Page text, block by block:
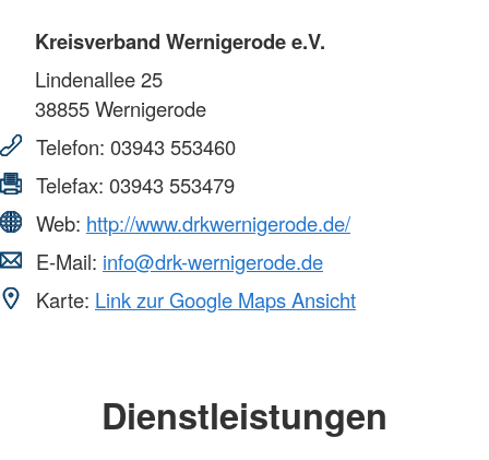
Kreisverband Wernigerode e.V.
Lindenallee 25
38855Wernigerode
Telefon: 03943 553460
Telefax: 03943 553479
Web: http://www.drkwernigerode.de/
E-Mail: info@drk-wernigerode.de
Karte: Link zur Google Maps Ansicht
Dienstleistungen